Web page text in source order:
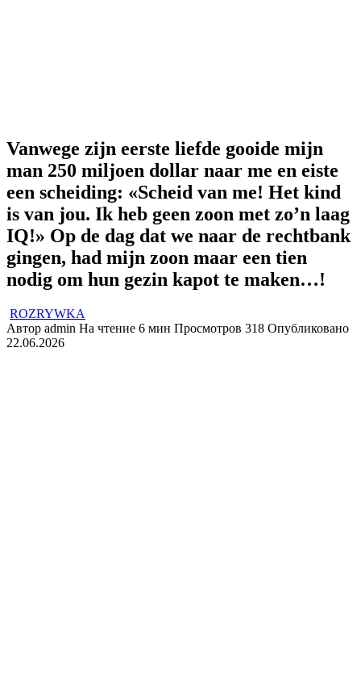
Vanwege zijn eerste liefde gooide mijn
man 250 miljoen dollar naar me en eiste
een scheiding: «Scheid van me! Het kind
is van jou. Ik heb geen zoon met zo’n laag
IQ!» Op de dag dat we naar de rechtbank
gingen, had mijn zoon maar een tien
nodig om hun gezin kapot te maken…!
ROZRYWKA
Автор admin На чтение 6 мин Просмотров 318 Опубликовано
22.06.2026